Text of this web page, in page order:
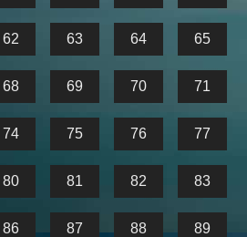
62 63 64 65
68 69 70 71
74 75 76 77
80 81 82 83
86 87 88 89